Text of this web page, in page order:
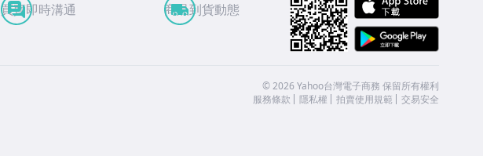
買賣即時溝通 商品到貨動態
©2026 Yahoo台灣電子商務 保留所有權利
服務條款
隱私權 拍賣使用規範 交易安全